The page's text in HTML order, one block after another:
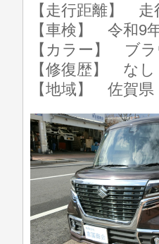
【走行距離】 走
【車検】 令和9
【カラー】 ブラ
【修復歴】 なし
【地域】 佐賀県